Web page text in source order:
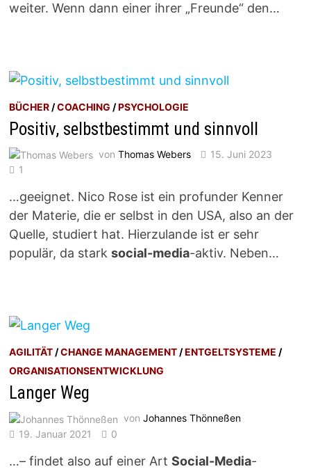
weiter. Wenn dann einer ihrer „Freunde“ den…
BÜCHER /COACHING /PSYCHOLOGIE
Positiv, selbstbestimmt und sinnvoll
vonThomas Webers
15. Juni 2023
1
…geeignet. Nico Rose ist ein profunder Kenner
der Materie, die er selbst in den USA, also an der
Quelle, studiert hat. Hierzulande ist er sehr
populär, da starksocial-media-aktiv. Neben…
AGILITÄT /CHANGE MANAGEMENT /ENTGELTSYSTEME /
ORGANISATIONSENTWICKLUNG
Langer Weg
vonJohannes Thönneßen
19. Januar 2021
0
…– findet also auf einer ArtSocial-Media-